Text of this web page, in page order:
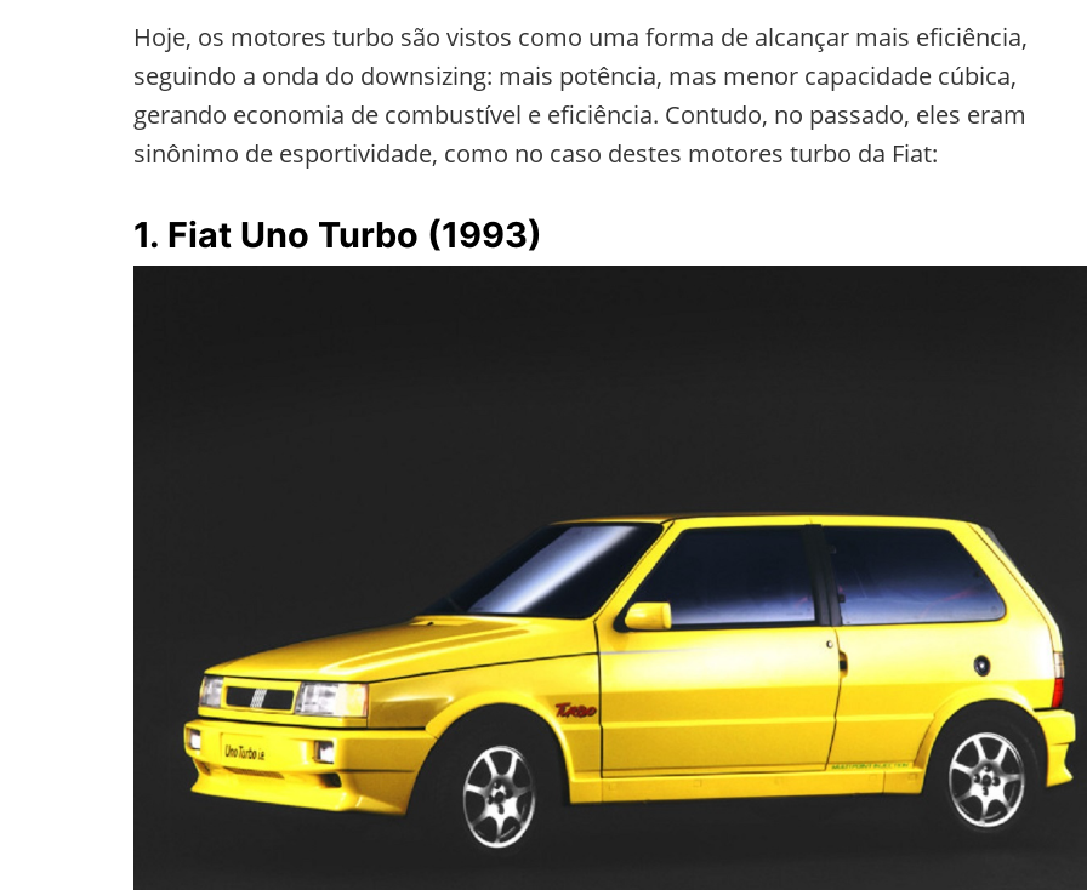
Hoje, os motores turbo são vistos como uma forma de alcançar mais eficiência,
seguindo a onda do downsizing: mais potência, mas menor capacidade cúbica,
gerando economia de combustível e eficiência. Contudo, no passado, eles eram
sinônimo de esportividade, como no caso destes motores turbo da Fiat:
1. Fiat Uno Turbo (1993)